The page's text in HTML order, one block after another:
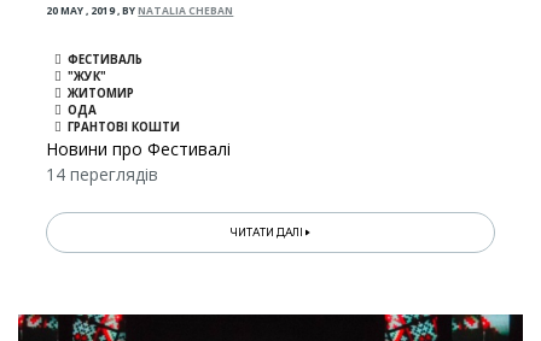
20 MAY , 2019,BYNATALIA CHEBAN
ФЕСТИВАЛЬ
"ЖУК"
ЖИТОМИР
ОДА
ГРАНТОВІ КОШТИ
Новини про Фестивалі
14 переглядів
ЧИТАТИ ДАЛІ